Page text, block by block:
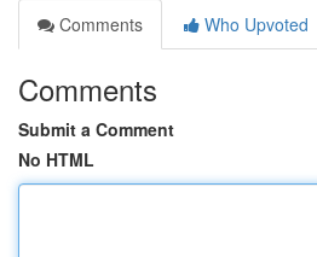
Comments
Who Upvoted
Comments
Submit a Comment
No HTML